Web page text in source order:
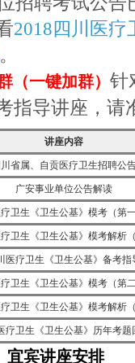
2018四川医疗
。
（一键加群） 针
指导讲座，请
讲座内容
川省属、自贡医疗卫生招聘公
广安事业单位公告解读
卫生《卫生公基》模考（第
卫生《卫生公基》模考解析
医疗卫生《卫生公基》备考指
卫生《卫生公基》模考（第
卫生《卫生公基》模考解析
疗卫生《卫生公基》历年考题
宜宾讲座安排